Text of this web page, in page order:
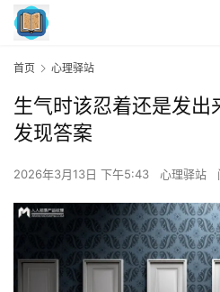
首页 心理驿站
生气时该忍着还是发出
发现答案
2026年3月13日 下午5:43 心理驿站